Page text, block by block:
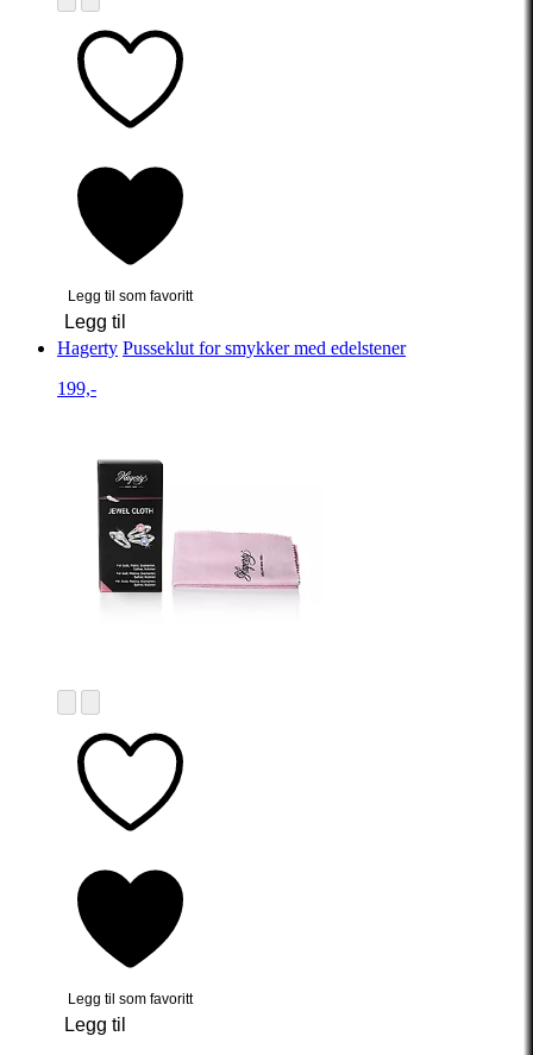
Legg til som favoritt
Legg til
Hagerty Pusseklut for smykker med edelstener
199,-
Legg til som favoritt
Legg til